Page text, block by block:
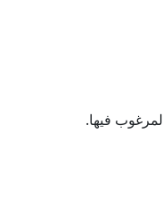
فيها.